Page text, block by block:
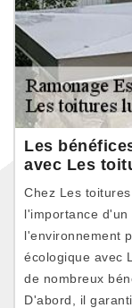
Les
avec Les
Chez Les
l'importance
l'environnement
écologique avec
de nombreux
D'abord, il